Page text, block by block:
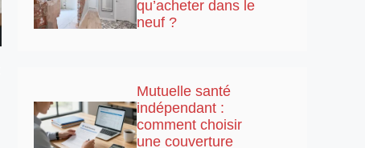
qu’acheter dans le
neuf ?
Mutuelle santé
indépendant :
comment choisir
une couverture